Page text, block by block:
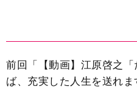
前回「【動画】江原啓之
ば、充実した人生を送れ